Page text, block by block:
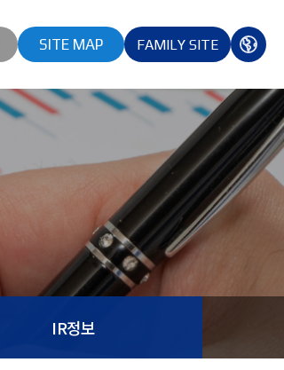
SITE MAP
열기 FAMILY SITE
열기
다국
IR정보